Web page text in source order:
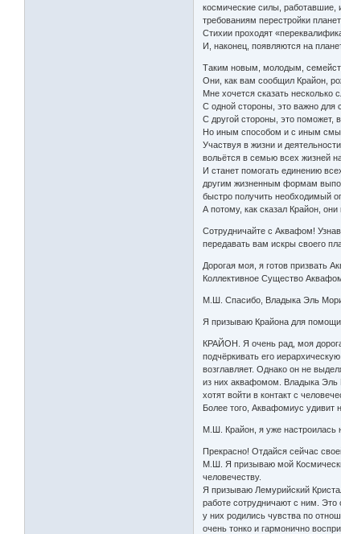
космические силы, работавшие,
требованиям перестройки
Стихии проходят
И, наконец, появляются на
Таким новым, молодым,
Они, как вам сообщил Крайон,
Мне хочется сказать несколько
С одной стороны, это важно для
С другой стороны, это поможет,
Но иным способом и с иным
Участвуя в жизни и
вольётся в семью всех жизней
И станет помогать единению
другим жизненным формам
быстро получить необходимый
А потому, как сказал Крайон,
Сотрудничайте с Аквафом!
передавать вам искры своего
Дорогая моя, я готов призвать
Коллективное Существо
М.Ш. Спасибо, Владыка Эль
Я призываю Крайона для помощи
КРАЙОН. Я очень рад, моя
подчёркивать его
возглавляет. Однако он не
из них аквафомом. Владыка Эль
хотят войти в контакт с
Более того, Аквафомиус удивит
М.Ш. Крайон, я уже настроилась
Прекрасно! Отдайся сейчас
М.Ш. Я призываю мой
человечеству.
Я призываю Лемурийский
работе сотрудничают с ним. Это
у них родились чувства по
очень тонко и гармонично